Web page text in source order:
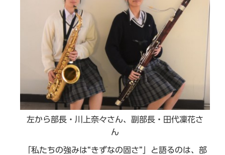
左から部長・川上奈々さん、副部長・田代凜花さ
ん
「私たちの強みは“きずなの固さ”」と語るのは、部